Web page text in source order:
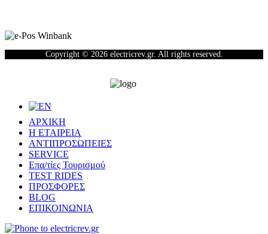
Copyright © 2026 electricrev.gr. All rights reserved.
ΑΡΧΙΚΗ
Η ΕΤΑΙΡΕΙΑ
ΑΝΤΙΠΡΟΣΩΠΕΙΕΣ
SERVICE
Επα/τίες Τουρισμού
TEST RIDES
ΠΡΟΣΦΟΡΕΣ
BLOG
ΕΠΙΚΟΙΝΩΝΙΑ